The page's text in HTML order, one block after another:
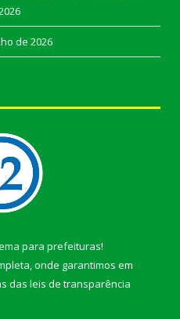
de 2026
para prefeituras!
onde garantimos em
das leis de transparência